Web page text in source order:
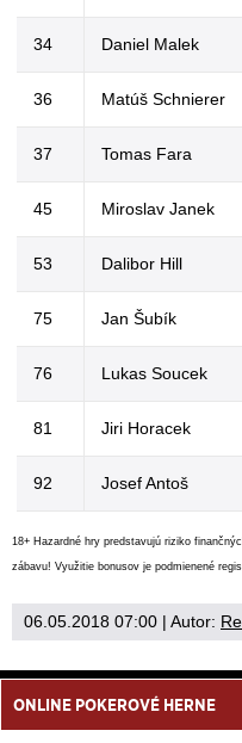
34 Daniel Malek
36 Matúš Schnierer
37 Tomas Fara
45 Miroslav Janek
53 Dalibor Hill
75 Jan Šubík
76 Lukas Soucek
81 Jiri Horacek
92 Josef Antoš
18+ Hazardné hry predstavujú riziko
zábavu! Využitie bonusov je podmienené
06.05.2018 07:00 | Autor:
ONLINE POKEROVÉ HERNE